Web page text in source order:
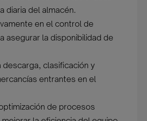
diaria del almacén.
en el control de
asegurar la disponibilidad de
descarga, clasificación y
entrantes en el
de procesos